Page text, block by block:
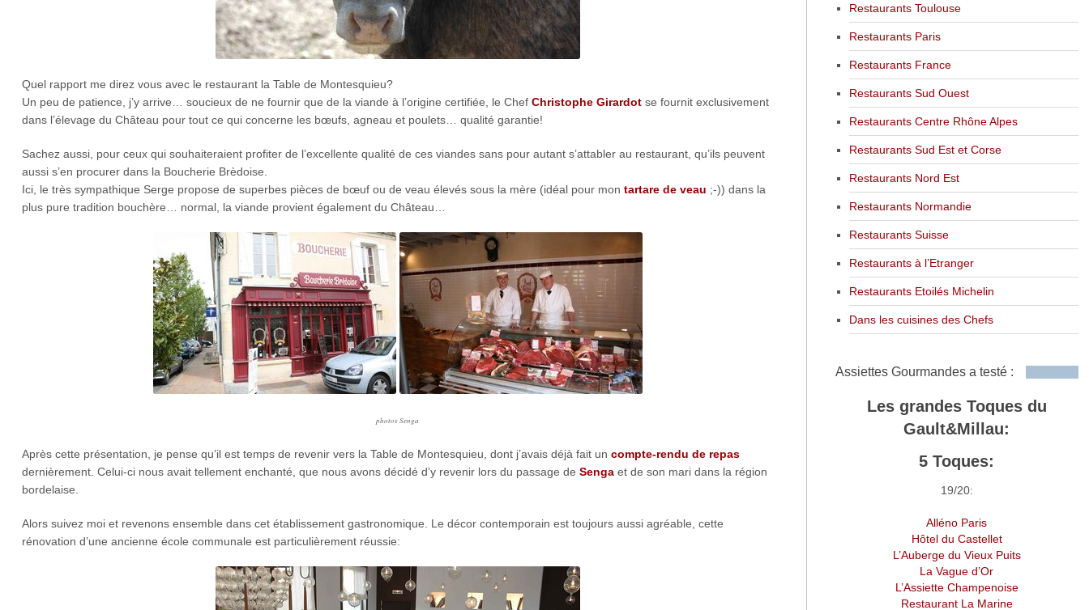
Quel rapport me direz vous avec le restaurant la Table de Montesquieu?
Un peu de patience, j’y arrive… soucieux de ne fournir que de la viande à l’origine certifiée, le Chef Christophe Girardotse fournit exclusivement
dans l’élevage du Château pour tout ce qui concerne les bœufs, agneau et poulets… qualité garantie!
Sachez aussi, pour ceux qui souhaiteraient profiter de l’excellente qualité de ces viandes sans pour autant s’attabler au restaurant, qu’ils peuvent
aussi s’en procurer dans la Boucherie Brèdoise.
Ici, le très sympathique Serge propose de superbes pièces de bœuf ou de veau élevés sous la mère (idéal pour mon tartare de veau ;-)) dans la
plus pure tradition bouchère… normal, la viande provient également du Château…
photos Senga
Après cette présentation, je pense qu’il est temps de revenir vers la Table de Montesquieu, dont j’avais déjà fait un compte-rendu de repas
dernièrement. Celui-ci nous avait tellement enchanté, que nous avons décidé d’y revenir lors du passage de Sengaet de son mari dans la région
bordelaise.
Alors suivez moi et revenons ensemble dans cet établissement gastronomique. Le décor contemporain est toujours aussi agréable, cette
rénovation d’une ancienne école communale est particulièrement réussie:
Restaurants Toulouse
Restaurants Paris
Restaurants France
Restaurants Sud Ouest
Restaurants Centre Rhône Alpes
Restaurants Sud Est et Corse
Restaurants Nord Est
Restaurants Normandie
Restaurants Suisse
Restaurants à l’Etranger
Restaurants Etoilés Michelin
Dans les cuisines des Chefs
Assiettes Gourmandes a testé :
Les grandes Toques du
Gault&Millau:
5 Toques:
19/20:
Alléno Paris
Hôtel du Castellet
L’Auberge du Vieux Puits
La Vague d’Or
L’Assiette Champenoise
Restaurant La Marine